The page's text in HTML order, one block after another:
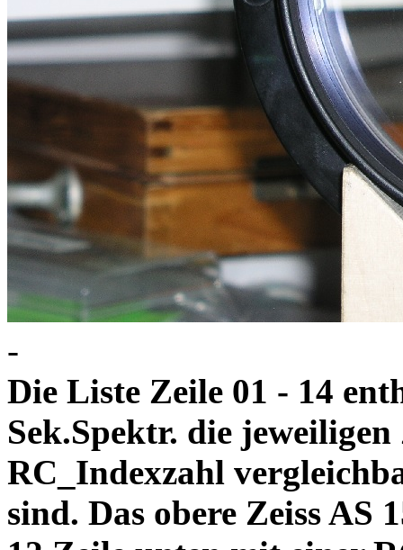
-
Die Liste Zeile 01 - 14
Sek.Spektr. die
RC_Indexzahl
sind. Das obere Zeiss AS